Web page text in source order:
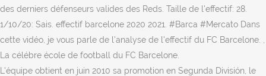
des derniers défenseurs valides des Reds. Taille de l'effectif: 28.
1/10/20: Sais. effectif barcelone 2020 2021. #Barca #Mercato Dans
cette vidéo, je vous parle de l'analyse de l'effectif du FC Barcelone. ​,
La célébre école de football du FC Barcelone.
L'équipe obtient en juin 2010 sa promotion en Segunda División, le